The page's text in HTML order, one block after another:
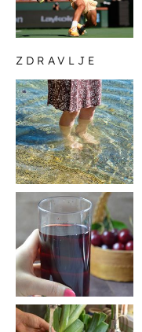
ZDRAVLJE